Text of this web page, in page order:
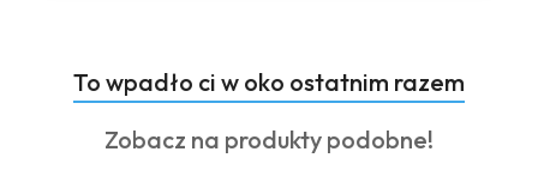
Pomiń karuzelę produktów
Produkty
o
statusie:
To wpadło ci w oko ostatnim razem
Produkty
Zobacz na produkty podobne!